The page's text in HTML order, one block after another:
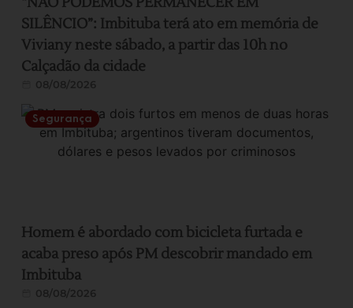
SILÊNCIO”: Imbituba terá ato em memória de
Viviany neste sábado, a partir das 10h no
Calçadão da cidade
08/08/2026
Segurança
Homem é abordado com bicicleta furtada e
acaba preso após PM descobrir mandado em
Imbituba
08/08/2026